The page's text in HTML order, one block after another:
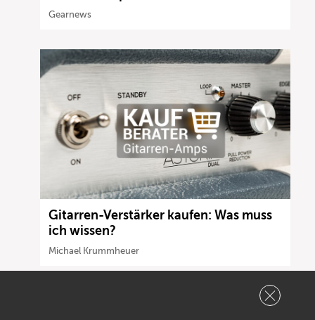
Gearnews
Gitarren-Verstärker kaufen: Was muss
ich wissen?
Michael Krummheuer